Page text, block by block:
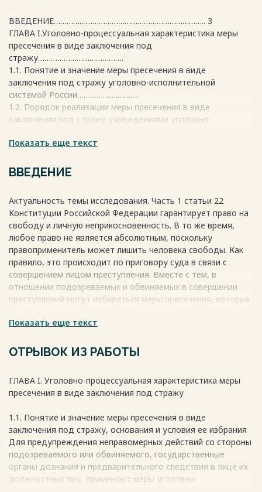
ВВЕДЕНИЕ…………………………………………………………….. 3
ГЛАВА I.Уголовно-процессуальная характеристика меры
пресечения в виде заключения под
стражу………………………………….
1.1. Понятие и значение меры пресечения в виде
заключения под стражу уголовно-исполнительной
системой России……………….……….
1.2. Порядок реализации меры пресечения в виде
заключения под стражу учреждениями уголовно-
1.3. Проблемные вопросы реализации меры пресечения в
………………………………………………………
8
21
33
ГЛАВА II.Особенности реализации меры пресечения в виде
заключения под стражу в отношении отдельных категорий
подозреваемых и
обвиняемых..........................................................................
заключения под стражу в отношении лиц совершивших
экономической деятельности ………...……
стражу в отношении
несовершеннолетних……………………………………...……..
2.3. Особенности содержания под стражей беременных
женщин и женщин, имеющих малолетних детей
……………………………………...
46
Показать еще текст
ВВЕДЕНИЕ
Актуальность темы исследования. Часть 1 статьи 22
Конституции Российской Федерации гарантирует право на
свободу и личную неприкосновенность. В то же время,
любое право не является абсолютным, поскольку
правоприменитель может лишить человека свободы. Как
правило, это происходит по приговору суда в связи с
совершением лицом преступления. Вместе с тем, в
отношении подозреваемых и обвиняемых в совершении
преступлений могут избираться меры пресечения, которые
человека на установленный законом срок.
Показать еще текст
ОТРЫВОК ИЗ РАБОТЫ
ГЛАВА I. Уголовно-процессуальная характеристика меры
пресечения в виде заключения под стражу
1.1. Понятие и значение меры пресечения в виде
заключения под стражу, основания и условия ее избрания
Для предупреждения неправомерных действий со стороны
подозреваемого или обвиняемого, государственные
органы дознания и предварительного следствия в лице их
должностных лиц, применяют меры уголовно-